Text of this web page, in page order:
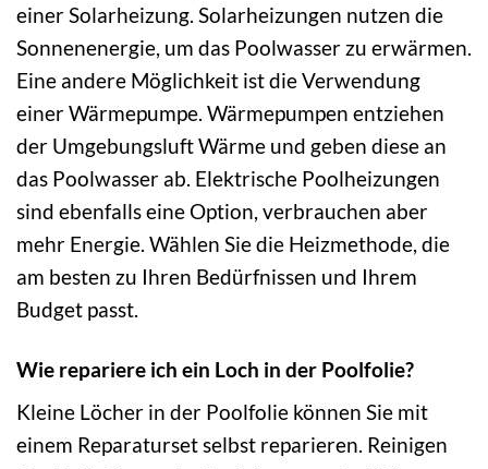
einer Solarheizung. Solarheizungen nutzen die
Sonnenenergie, um das Poolwasser zu erwärmen.
Eine andere Möglichkeit ist die Verwendung
einer Wärmepumpe. Wärmepumpen entziehen
der Umgebungsluft Wärme und geben diese an
das Poolwasser ab. Elektrische Poolheizungen
sind ebenfalls eine Option, verbrauchen aber
mehr Energie. Wählen Sie die Heizmethode, die
am besten zu Ihren Bedürfnissen und Ihrem
Budget passt.
Wie repariere ich ein Loch in der Poolfolie?
Kleine Löcher in der Poolfolie können Sie mit
einem Reparaturset selbst reparieren. Reinigen